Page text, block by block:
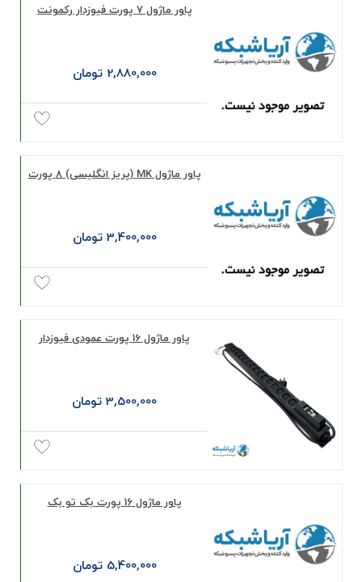
پاور ماژول 7 پورت فیوزدار رکمونت
2,880,000 تومان
پاور ماژول MK (پریز انگلیسی) 8 پورت
3,400,000 تومان
پاور ماژول 16 پورت عمودی فیوزدار
3,500,000 تومان
پاور ماژول 16 پورت بک تو بک
5,400,000 تومان